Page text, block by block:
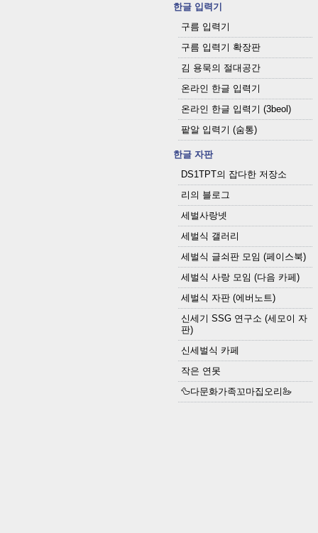
한글 입력기
구름 입력기
구름 입력기 확장판
김 용묵의 절대공간
온라인 한글 입력기
온라인 한글 입력기 (3beol)
팥알 입력기 (숨통)
한글 자판
DS1TPT의 잡다한 저장소
리의 블로그
세벌사랑넷
세벌식 갤러리
세벌식 글쇠판 모임 (페이스북)
세벌식 사랑 모임 (다음 카페)
세벌식 자판 (에버노트)
신세기 SSG 연구소 (세모이 자
판)
신세벌식 카페
작은 연못
🦆다문화가족꼬마집오리🦢